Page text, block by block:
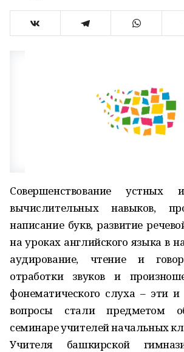
Совершенствование устных
вычислительных навыков,
написание букв, развитие
на уроках английского языка в
аудирование, чтение и
отработки звуков и
фонематического слуха – эти
вопросы стали предметом
семинаре учителей начальных
Учителя башкирской